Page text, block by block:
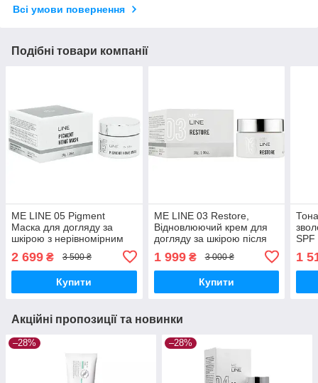
Всі умови повернення
Подібні товари компанії
ME LINE 05 Pigment
Маска для догляду за
шкірою з нерівномірним
2 699 ₴ 3 500 ₴
Купити
ME LINE 03 Restore,
Відновлюючий крем для
догляду за шкірою після
косметичних процедур 30
мл
1 999₴ 3 000 ₴
Купити
SPF
1
Акційні пропозиції та новинки
–28% –28%